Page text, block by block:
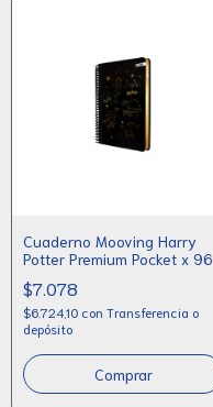
Cuaderno Mooving Harry
Potter Premium Pocket x 96
$7.078
$6.724,10 con Transferencia o
depósito